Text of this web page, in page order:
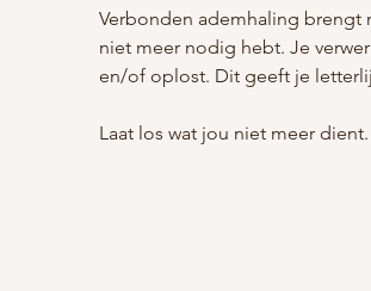
Verbonden ademhaling brengt
niet meer nodig hebt. Je
en/of oplost. Dit geeft je
Laat los wat jou niet meer